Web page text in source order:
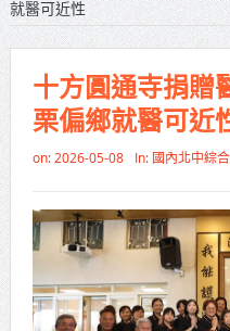
北市鮮奶週報
擴大至國中生
雙北合作里程
侯友宜蔣萬安攜手
高齡健康產業
北形象館亮相
打鐵厝北側產
動土創造千個就
就醫可近性
十方圓通寺捐贈
栗偏鄉就醫可近
on: 2026-05-08 In: 國內北中綜合,